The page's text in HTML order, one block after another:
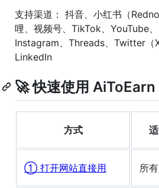
支持渠道： 抖音、小红书（
哩、视频号、TikTok、YouTube、
Instagram、Threads、Twitter（
LinkedIn
🚀 快速使用 AiToEarn
方式
① 打开网站直接用 所